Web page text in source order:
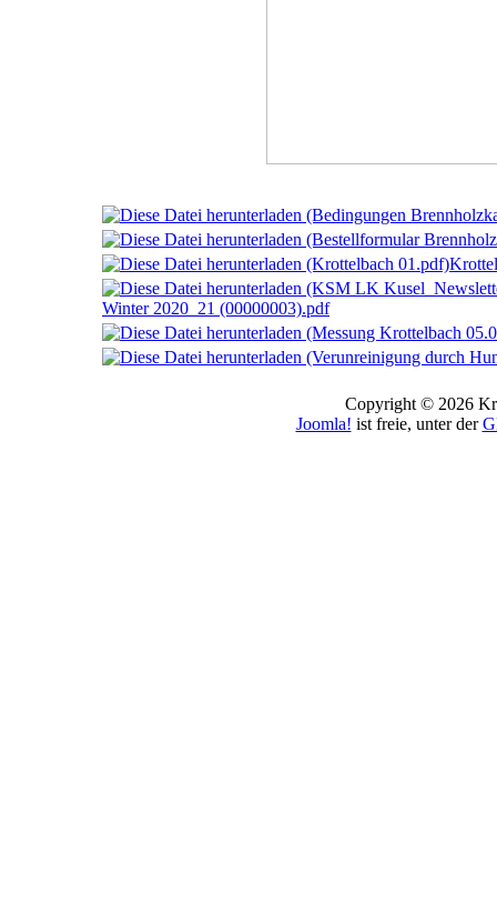
Winter 2020_21 (00000003).pdf
Copyright © 2026
Joomla! ist freie, unter der